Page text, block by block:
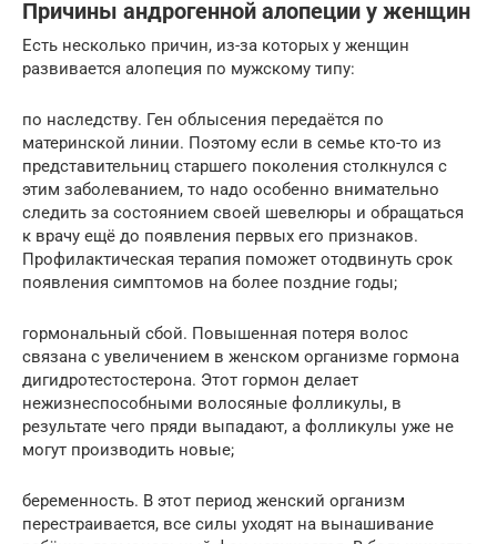
Причины андрогенной алопеции у женщин
Есть несколько причин, из-за которых у женщин
развивается алопеция по мужскому типу:
по наследству. Ген облысения передаётся по
материнской линии. Поэтому если в семье кто-то из
представительниц старшего поколения столкнулся с
этим заболеванием, то надо особенно внимательно
следить за состоянием своей шевелюры и обращаться
к врачу ещё до появления первых его признаков.
Профилактическая терапия поможет отодвинуть срок
появления симптомов на более поздние годы;
гормональный сбой. Повышенная потеря волос
связана с увеличением в женском организме гормона
дигидротестостерона. Этот гормон делает
нежизнеспособными волосяные фолликулы, в
результате чего пряди выпадают, а фолликулы уже не
могут производить новые;
беременность. В этот период женский организм
перестраивается, все силы уходят на вынашивание